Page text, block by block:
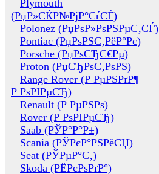
Plymouth
(РџР»СЌР№РјР°СѓСЃ)
Polonez (РџРѕР»РѕРЅРµС‚СЃ)
Pontiac (РџРѕРЅС‚РёР°Рє)
Porsche (РџРѕСЂС€Рµ)
Proton (РџСЂРѕС‚РѕРЅ)
Range Rover (Р РµРЅРґР¶
Р РѕРІРµСЂ)
Renault (Р РµРЅРѕ)
Rover (Р РѕРІРµСЂ)
Saab (РЎР°Р°Р±)
Scania (РЎРєР°РЅРёСЏ)
Seat (РЎРµР°С‚)
Skoda (РЁРєРѕРґР°)